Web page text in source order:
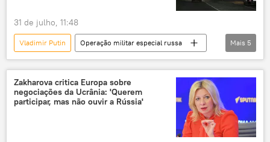
31 de julho, 11:48
Vladimir Putin
Operação militar especial russa
Ucrânia
Rússia
CIA
Kremlin
conflito armado
Mais 5
Zakharova critica Europa sobre
negociações da Ucrânia: 'Querem
participar, mas não ouvir a Rússia'